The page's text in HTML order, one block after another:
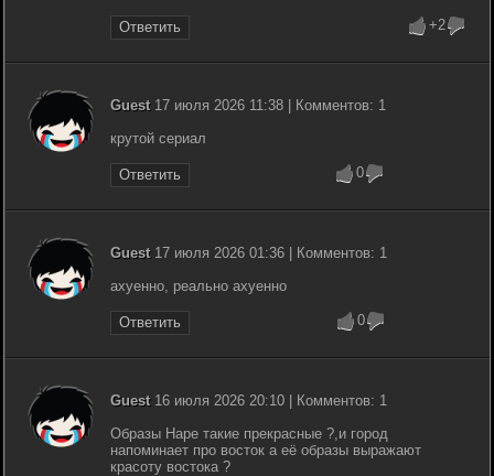
Ответить +2
Guest17 июля 2026 11:38 | Комментов: 1
крутой сериал
Ответить 0
Guest17 июля 2026 01:36 | Комментов: 1
ахуенно, реально ахуенно
Ответить 0
Guest16 июля 2026 20:10 | Комментов: 1
Образы Наре такие прекрасные ?,и город
напоминает про восток а её образы выражают
красоту востока ?